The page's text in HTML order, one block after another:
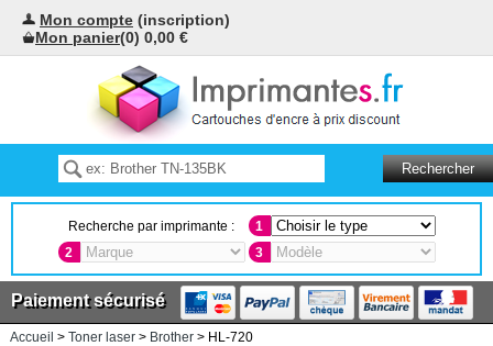
Mon compte (inscription)
Mon panier(0) 0,00 €
Recherche par imprimante :
1
2
3
Paiement sécurisé
Accueil > Toner laser> Brother> HL-720